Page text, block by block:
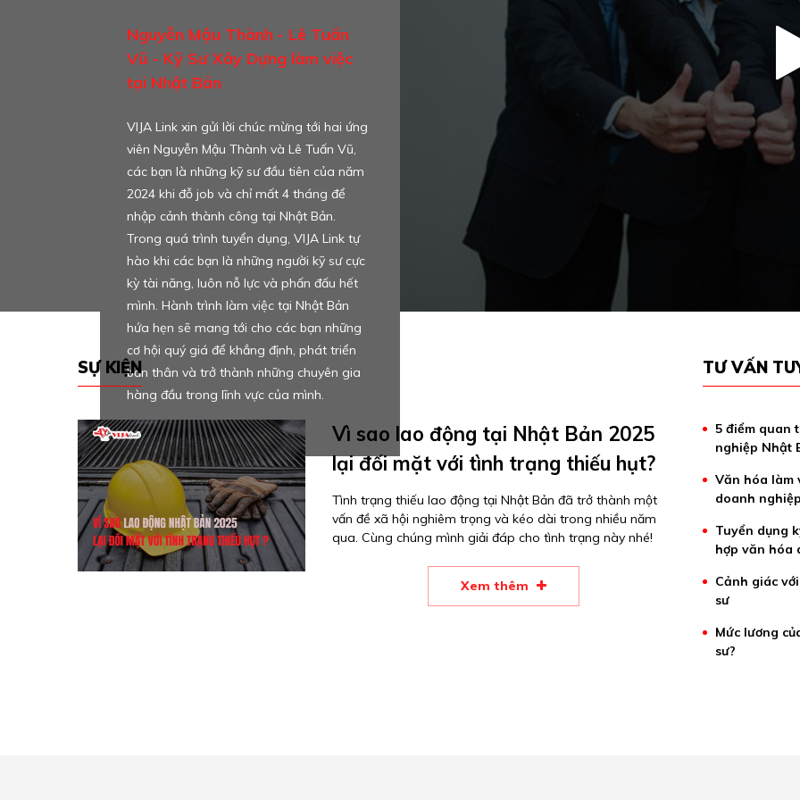
Nguyễn Mậu Thành - Lê Tuấn
Vũ - Kỹ Sư Xây Dựng làm việc
tại Nhật Bản
VIJA Link xin gửi lời chúc mừng tới hai ứng
viên Nguyễn Mậu Thành và Lê Tuấn Vũ,
các bạn là những kỹ sư đầu tiên của năm
2024 khi đỗ job và chỉ mất 4 tháng để
nhập cảnh thành công tại Nhật Bản.
Trong quá trình tuyển dụng, VIJA Link tự
hào khi các bạn là những người kỹ sư cực
kỳ tài năng, luôn nỗ lực và phấn đấu hết
mình. Hành trình làm việc tại Nhật Bản
hứa hẹn sẽ mang tới cho các bạn những
cơ hội quý giá để khẳng định, phát triển
bản thân và trở thành những chuyên gia
hàng đầu trong lĩnh vực của mình.
Nguyễn Mậu Thành - Lê Tuấn
VIJA Link xin gửi lời chúc mừng tới hai ứng
viên Nguyễn Mậu Thành và Lê Tuấn Vũ,
các bạn là những kỹ sư đầu tiên của năm
2024 khi đỗ job và chỉ mất 4 tháng để
nhập cảnh thành công tại Nhật Bản.
Phạm
Trãi -
Hùng -
VIJA Link
đến 4 ứng
Quốc Trãi,
từ trái qua
quá trình
tự hào và
chính thức
nước Nhật
SỰ KIỆN
Vì sao lao động tại Nhật Bản 2025
lại đối mặt với tình trạng thiếu hụt?
Tình trạng thiếu lao động tại Nhật Bản đã trở thành một
vấn đề xã hội nghiêm trọng và kéo dài trong nhiều năm
qua. Cùng chúng mình giải đáp cho tình trạng này nhé!
Xem thêm
TƯ VẤN
5 điểm quan
nghiệp Nhật
Văn hóa làm
doanh
Tuyển dụng
hợp văn hóa
Cảnh giác
sư
Mức lương
sư?